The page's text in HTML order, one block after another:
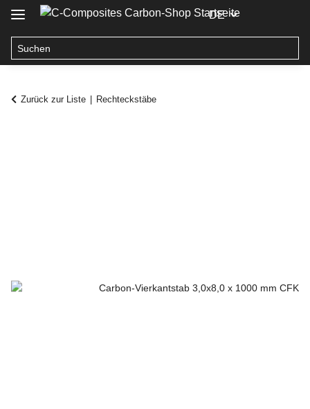
DE
Zurück zur Liste Rechteckstäbe